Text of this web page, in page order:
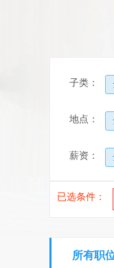
子类：
地点：
薪资：
已选条件：
所有职